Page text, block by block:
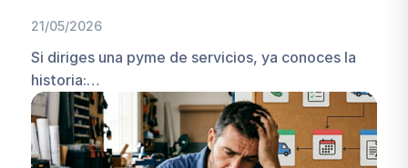
21/05/2026
Si diriges una pyme de servicios, ya conoces la
historia:…